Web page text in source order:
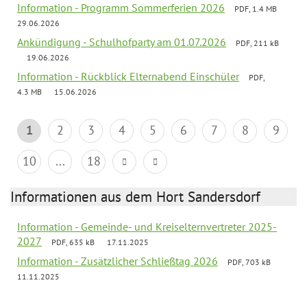
Information - Programm Sommerferien 2026
PDF, 1.4 MB
29.06.2026
Ankündigung - Schulhofparty am 01.07.2026
PDF, 211 kB
19.06.2026
Information - Rückblick Elternabend Einschüler
PDF,
4.3 MB
15.06.2026
1 2 3 4 5 6 7 8
9
10
... 18
Informationen aus dem Hort Sandersdorf
Information - Gemeinde- und Kreiselternvertreter 2025-
2027
PDF, 635 kB 17.11.2025
Information - Zusätzlicher Schließtag 2026
PDF, 703 kB
11.11.2025